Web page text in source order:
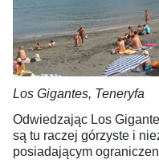
Los Gigantes, Teneryfa
Odwiedzając Los
są tu raczej górzyste i
posiadającym